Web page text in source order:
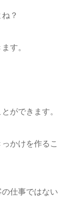
？
す。
ができます。
かけを作るこ
仕事ではない